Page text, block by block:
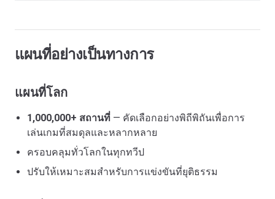
แผนที่อย่างเป็นทางการ
แผนที่โลก
1,000,000+ สถานที่ — คัดเลือกอย่างพิถีพิถันเพื่อการ
เล่นเกมที่สมดุลและหลากหลาย
ครอบคลุมทั่วโลกในทุกทวีป
ปรับให้เหมาะสมสำหรับการแข่งขันที่ยุติธรรม